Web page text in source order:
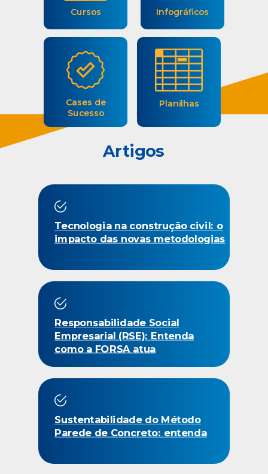
Artigos
Infográficos
Cursos
Cases de
Sucesso
Sustentabilidade do Método
Parede de Concreto: entenda
Tecnologia na construção civil: o
impacto das novas metodologias
Responsabilidade Social
Empresarial (RSE): Entenda
como a FORSA atua
Planilhas